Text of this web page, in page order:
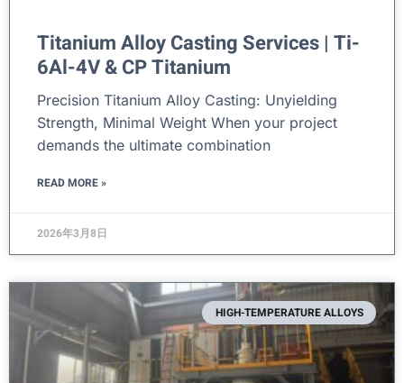
Titanium Alloy Casting Services | Ti-
6Al-4V & CP Titanium
Precision Titanium Alloy Casting: Unyielding
Strength, Minimal Weight When your project
demands the ultimate combination
READ MORE »
2026年3月8日
HIGH-TEMPERATURE ALLOYS